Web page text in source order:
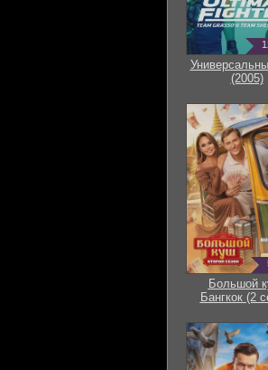
(2005)
Большой
Бангкок (2